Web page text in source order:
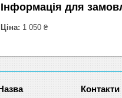
Інформація для
Ціна: 1 050 ₴